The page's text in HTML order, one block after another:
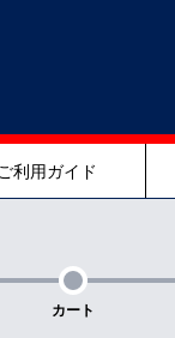
ご利用ガイド
カート